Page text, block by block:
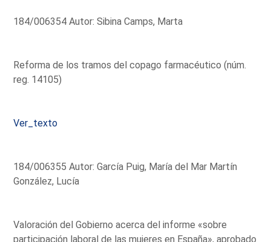
184/006354 Autor: Sibina Camps, Marta
Reforma de los tramos del copago farmacéutico (núm.
reg. 14105)
Ver_texto
184/006355 Autor: García Puig, María del Mar Martín
González, Lucía
Valoración del Gobierno acerca del informe «sobre
participación laboral de las mujeres en España», aprobado